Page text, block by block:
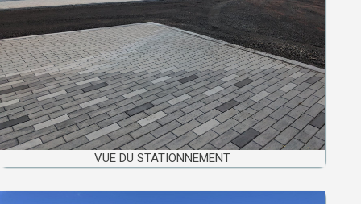
VUE DU STATIONNEMENT